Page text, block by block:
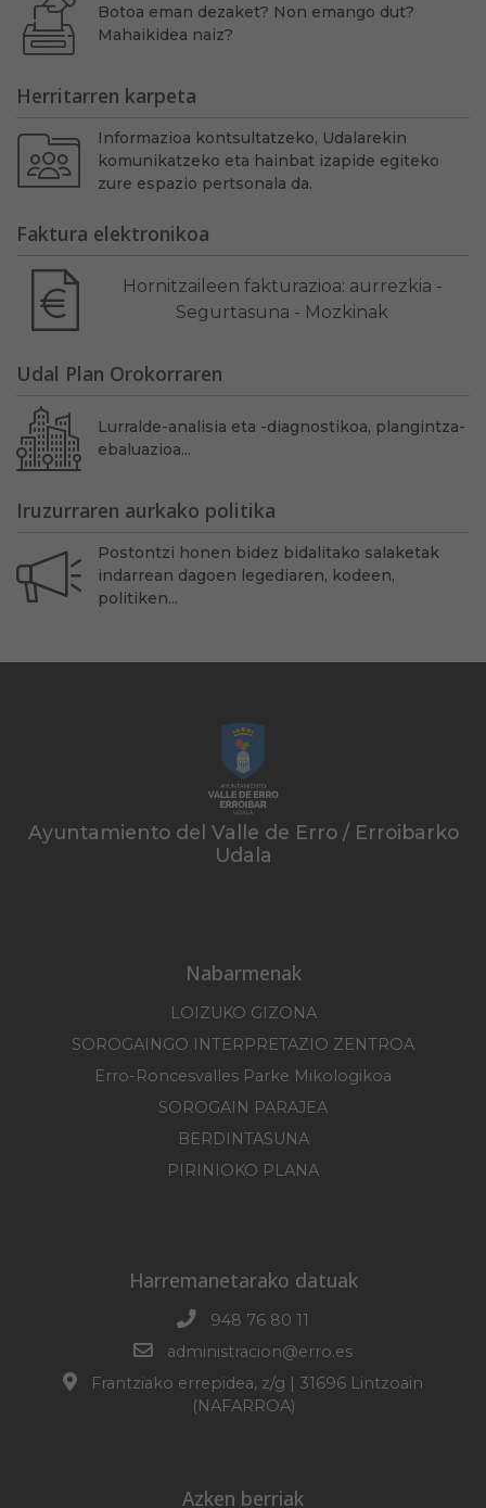
Botoa eman dezaket? Non emango dut?
Mahaikidea naiz?
Herritarren karpeta
Informazioa kontsultatzeko, Udalarekin
komunikatzeko eta hainbat izapide egiteko
zure espazio pertsonala da.
Faktura elektronikoa
Hornitzaileen fakturazioa: aurrezkia -
Segurtasuna - Mozkinak
Udal Plan Orokorraren
Lurralde-analisia eta -diagnostikoa, plangintza-
ebaluazioa...
Iruzurraren aurkako politika
Postontzi honen bidez bidalitako salaketak
indarrean dagoen legediaren, kodeen,
politiken...
Ayuntamiento del Valle de Erro / Erroibarko
Udala
Nabarmenak
LOIZUKO GIZONA
SOROGAINGO INTERPRETAZIO ZENTROA
Erro-Roncesvalles Parke Mikologikoa
SOROGAIN PARAJEA
BERDINTASUNA
PIRINIOKO PLANA
Harremanetarako datuak
948 76 80 11
administracion@erro.es
Frantziako errepidea, z/g | 31696 Lintzoain
(NAFARROA)
Azken berriak